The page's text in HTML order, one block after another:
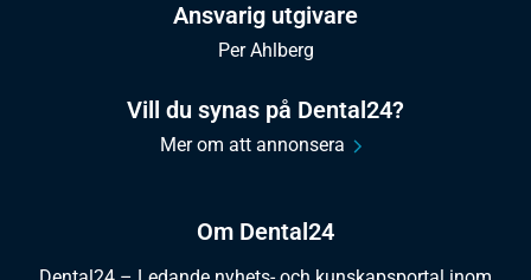
Om Dental24
Ansvarig utgivare
Per Ahlberg
Vill du synas på Dental24?
Mer om att annonsera